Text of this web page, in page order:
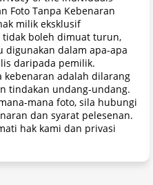
Foto Tanpa Kebenaran
milik eksklusif
boleh dimuat turun,
digunakan dalam apa-apa
daripada pemilik.
kebenaran adalah dilarang
tindakan undang-undang.
mana foto, sila hubungi
dan syarat pelesenan.
hak kami dan privasi